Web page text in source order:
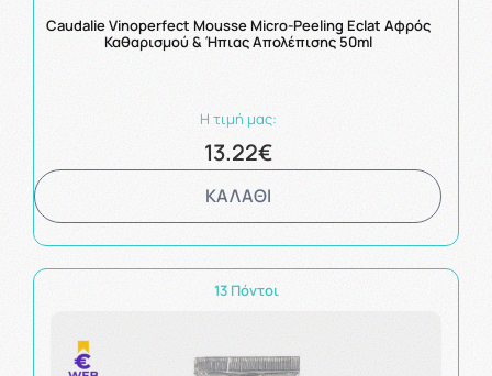
Caudalie Vinoperfect Mousse Micro-Peeling Eclat Αφρός
Καθαρισμού & Ήπιας Απολέπισης 50ml
Η τιμή μας:
13.22€
ΚΑΛΑΘΙ
13 Πόντοι